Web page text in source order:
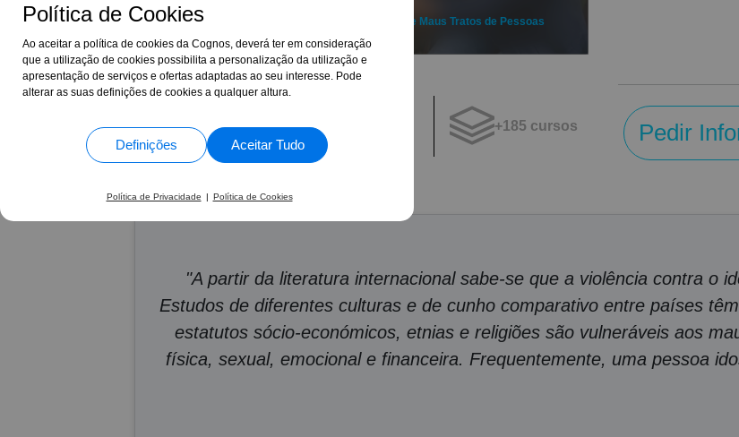
Política de Cookies
Ao aceitar a política de cookies da Cognos, deverá ter em consideração
que a utilização de cookies possibilita a personalização da utilização e
apresentação de serviços e ofertas adaptadas ao seu interesse. Pode
alterar as suas definições de cookies a qualquer altura.
Definições Aceitar Tudo
Política de Privacidade | Política de Cookies
muito interessantes. Recomendo
Curso de Maus Tratos de Pessoas
ao seu lado
+185 cursos Pedir
"A partir da literatura internacional sabe-se que a violência contra o
Estudos de diferentes culturas e de cunho comparativo entre países
estatutos sócio-económicos, etnias e religiões são vulneráveis aos
física, sexual, emocional e financeira. Frequentemente, uma pessoa